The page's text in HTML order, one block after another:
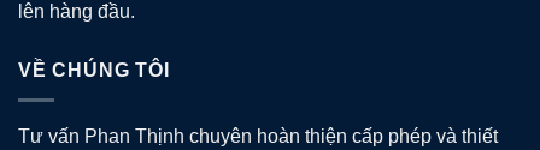
lên hàng đầu.
VỀ CHÚNG TÔI
Tư vấn Phan Thịnh chuyên hoàn thiện cấp phép và thiết